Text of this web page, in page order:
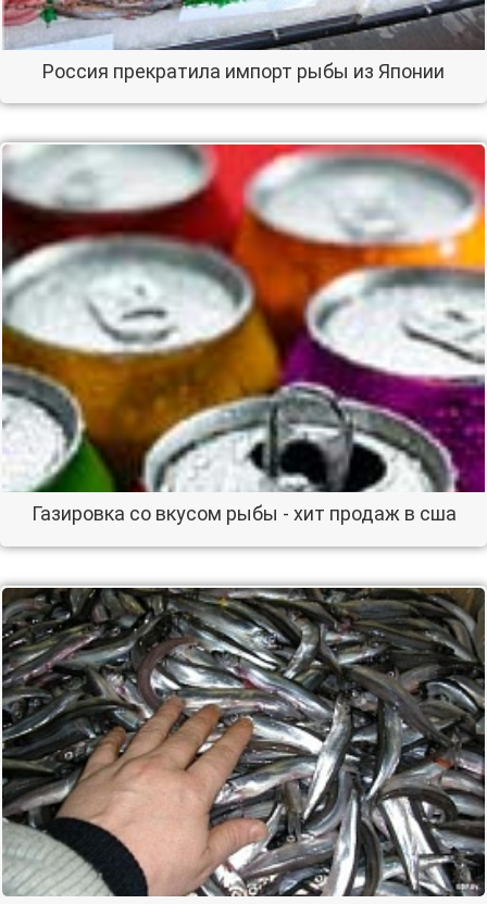
Россия прекратила импорт рыбы из Японии
Газировка со вкусом рыбы - хит продаж в сша